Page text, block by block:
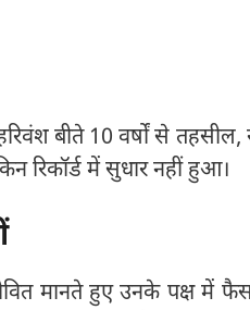
बीते 10 वर्षों से
रिकॉर्ड में सुधार नहीं हुआ।
मानते हुए उनके पक्ष में